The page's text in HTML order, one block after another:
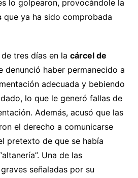
lo golpearon, provocándole la
que ya ha sido comprobada
tres días en la cárcel de
denunció haber permanecido a
adecuada y bebiendo
lo que le generó fallas de
Además, acusó que las
el derecho a comunicarse
pretexto de que se había
Una de las
señaladas por su